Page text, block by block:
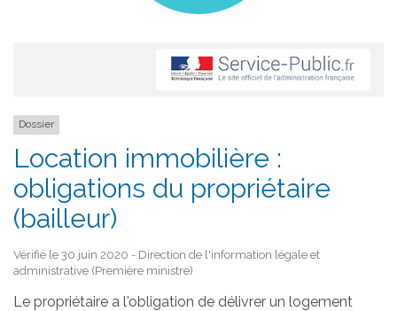
Dossier
Location immobilière :
obligations du propriétaire
(bailleur)
Vérifié le 30 juin 2020 - Direction de l'information légale et
administrative (Première ministre)
Le propriétaire a l'obligation de délivrer un logement